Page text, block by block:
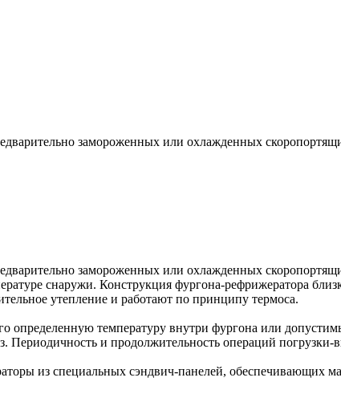
замороженных или охлажденных
замороженных или охлажденных
снаружи. Конструкция фургона-рефрижератора
утепление и работают по принципу термоса.
температуру внутри фургона или
Периодичность и продолжительность операций
из специальных сэндвич-панелей, обеспечивающих